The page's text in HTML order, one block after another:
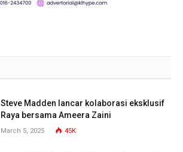
Steve Madden lancar kolaborasi eksklusif
Raya bersama Ameera Zaini
March 5, 2025 45K